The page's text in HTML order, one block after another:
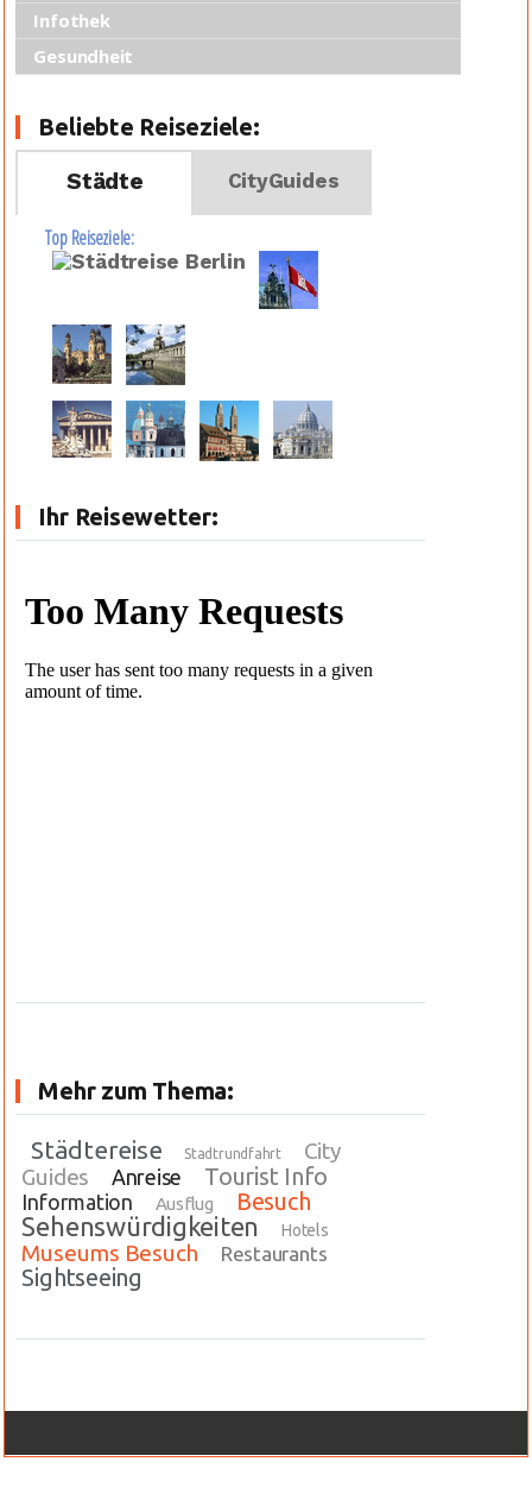
Infothek
Gesundheit
Beliebte Reiseziele:
Städte
CityGuides
Top Reiseziele:
Ihr Reisewetter:
Mehr zum Thema:
Städtereise Stadtrundfahrt
City
Guides
Anreise Tourist Info
Information Ausflug Besuch
Sehenswürdigkeiten Hotels
Museums Besuch Restaurants
Sightseeing